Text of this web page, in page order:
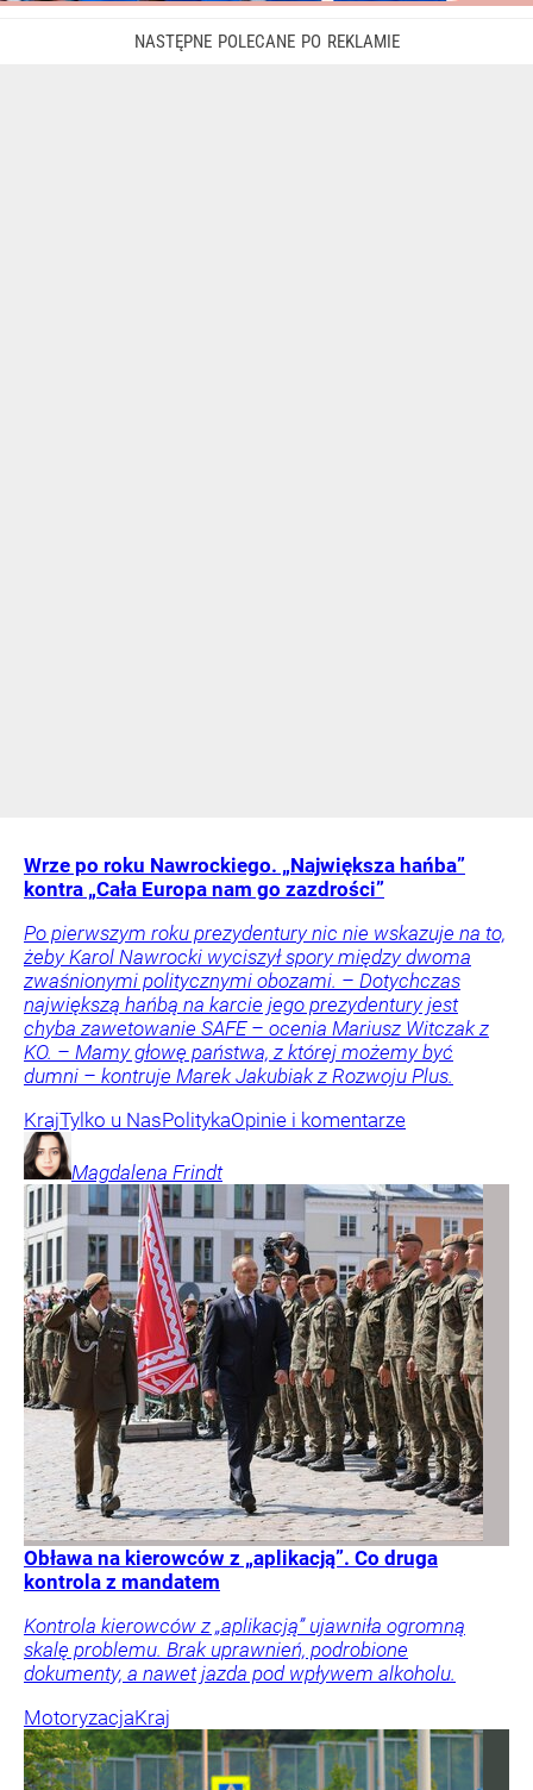
Wrze po roku Nawrockiego. „Największa hańba”
kontra „Cała Europa nam go zazdrości”
Po pierwszym roku prezydentury nic nie wskazuje na to,
żeby Karol Nawrocki wyciszył spory między dwoma
zwaśnionymi politycznymi obozami. – Dotychczas
największą hańbą na karcie jego prezydentury jest
chyba zawetowanie SAFE – ocenia Mariusz Witczak z
KO. – Mamy głowę państwa, z której możemy być
dumni – kontruje Marek Jakubiak z Rozwoju Plus.
KrajTylko u NasPolitykaOpinie i komentarze
Magdalena Frindt
Obława na kierowców z „aplikacją”. Co druga
kontrola z mandatem
Kontrola kierowców z „aplikacją” ujawniła ogromną
skalę problemu. Brak uprawnień, podrobione
dokumenty, a nawet jazda pod wpływem alkoholu.
MotoryzacjaKraj